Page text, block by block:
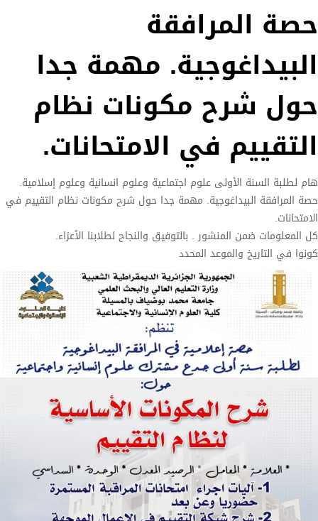
حصة المرافقة
البيداغوجية. مهمة جدا
حول شرح مكونات نظام
التقييم في الامتحانات.
هام لطلبة السنة الأولى علوم اجتماعية وعلوم انسانية وعلوم إسلامية.
حصة المرافقة البيداغوجية. مهمة جدا حول شرح مكونات نظام التقييم في
الامتحانات.
كل المعلومات ضمن المنشور . بالتوفيق والنجاح لطلابنا الأعزاء.
كونوا في التاريخ والموعد المحدد